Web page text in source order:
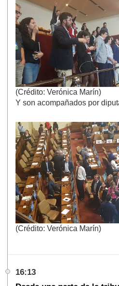
(Crédito: Verónica Marín)
Y son acompañados por
(Crédito: Verónica Marín)
16:13